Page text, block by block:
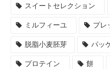
スイートセレクション
ミルフィーユ プレ
脱脂小麦胚芽 パッ
プロテイン 餅